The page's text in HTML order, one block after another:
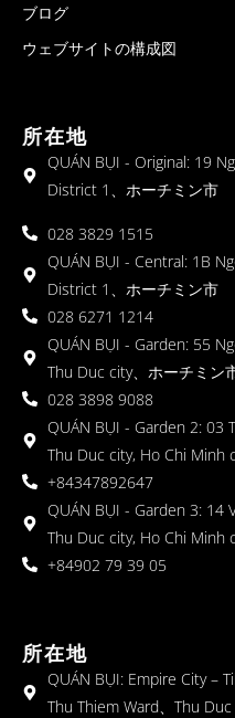
ブログ
ウェブサイトの構成図
所在地
QUÁN BỤI - Original: 19
District 1、ホーチミン市
028 3829 1515
QUÁN BỤI - Central: 1B
District 1、ホーチミン市
028 6271 1214
QUÁN BỤI - Garden: 55
Thu Duc city、ホーチミン
028 3898 9088
QUÁN BỤI - Garden 2: 03
Thu Duc city, Ho Chi Minh
+84347892647
QUÁN BỤI - Garden 3: 14
Thu Duc city, Ho Chi Minh
+84902 79 39 05
所在地
QUÁN BỤI: Empire City –
Thu Thiem Ward、Thu